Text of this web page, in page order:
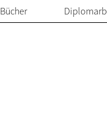
Bücher